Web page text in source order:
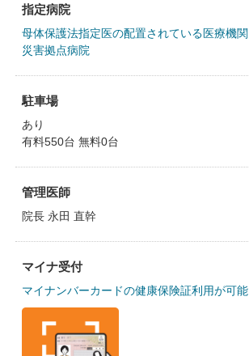
指定病院
母体保護法指定医の配置されている医療機関
災害拠点病院
駐車場
あり
有料550台 無料0台
管理医師
院長 永田 直幹
マイナ受付
マイナンバーカードの健康保険証利用が可能